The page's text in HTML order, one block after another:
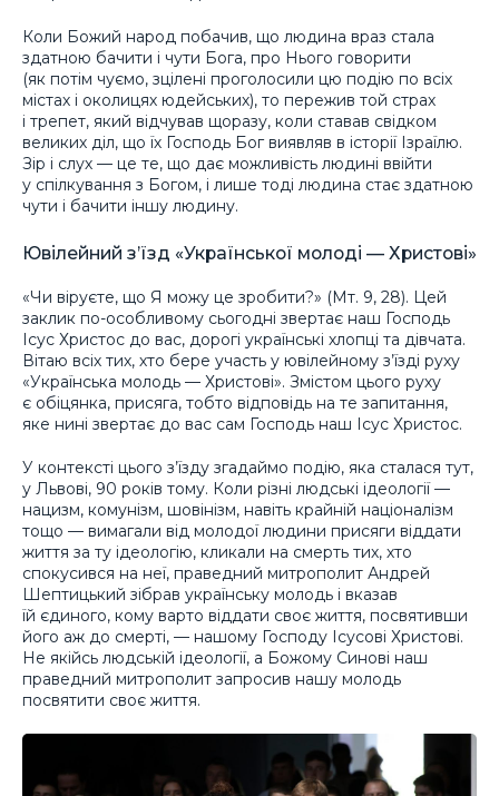
Коли Божий народ побачив, що людина враз стала
здатною бачити і чути Бога, про Нього говорити
(як потім чуємо, зцілені проголосили цю подію по всіх
містах і околицях юдейських), то пережив той страх
і трепет, який відчував щоразу, коли ставав свідком
великих діл, що їх Господь Бог виявляв в історії Ізраїлю.
Зір і слух — це те, що дає можливість людині ввійти
у спілкування з Богом, і лише тоді людина стає здатною
чути і бачити іншу людину.
Ювілейний з’їзд «Української молоді — Христові»
«Чи віруєте, що Я можу це зробити?» (Мт. 9, 28). Цей
заклик по-особливому сьогодні звертає наш Господь
Ісус Христос до вас, дорогі українські хлопці та дівчата.
Вітаю всіх тих, хто бере участь у ювілейному з’їзді руху
«Українська молодь — Христові». Змістом цього руху
є обіцянка, присяга, тобто відповідь на те запитання,
яке нині звертає до вас сам Господь наш Ісус Христос.
У контексті цього з’їзду згадаймо подію, яка сталася тут,
у Львові, 90 років тому. Коли різні людські ідеології —
нацизм, комунізм, шовінізм, навіть крайній націоналізм
тощо — вимагали від молодої людини присяги віддати
життя за ту ідеологію, кликали на смерть тих, хто
спокусився на неї, праведний митрополит Андрей
Шептицький зібрав українську молодь і вказав
їй єдиного, кому варто віддати своє життя, посвятивши
його аж до смерті, — нашому Господу Ісусові Христові.
Не якійсь людській ідеології, а Божому Синові наш
праведний митрополит запросив нашу молодь
посвятити своє життя.